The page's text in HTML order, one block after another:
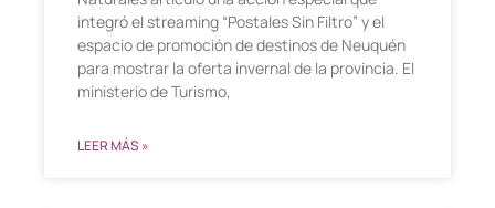
integró el streaming “Postales Sin Filtro” y el
espacio de promoción de destinos de Neuquén
para mostrar la oferta invernal de la provincia. El
ministerio de Turismo,
LEER MÁS »